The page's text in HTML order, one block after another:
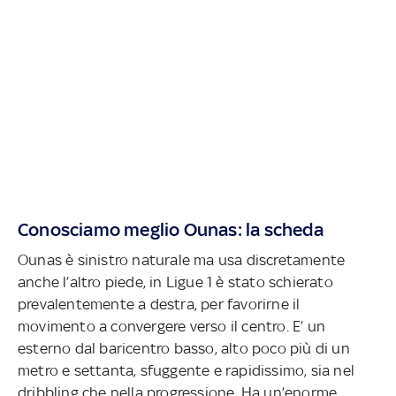
Conosciamo meglio Ounas: la scheda
Ounas è sinistro naturale ma usa discretamente
anche l’altro piede, in Ligue 1 è stato schierato
prevalentemente a destra, per favorirne il
movimento a convergere verso il centro. E’ un
esterno dal baricentro basso, alto poco più di un
metro e settanta, sfuggente e rapidissimo, sia nel
dribbling che nella progressione. Ha un’enorme